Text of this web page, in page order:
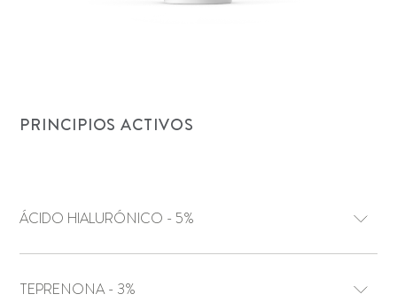
PRINCIPIOS ACTIVOS
ÁCIDO HIALURÓNICO - 5%
TEPRENONA - 3%